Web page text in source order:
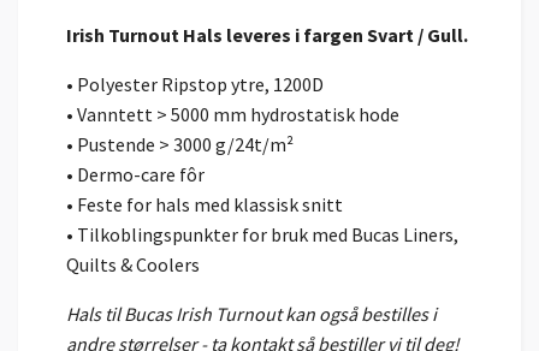
Irish Turnout Hals leveres i fargen Svart / Gull.
• Polyester Ripstop ytre, 1200D
• Vanntett > 5000 mm hydrostatisk hode
• Pustende > 3000 g/24t/m²
• Dermo-care fôr
• Feste for hals med klassisk snitt
• Tilkoblingspunkter for bruk med Bucas Liners,
Quilts & Coolers
Hals til Bucas Irish Turnout kan også bestilles i
andre størrelser - ta kontakt så bestiller vi til deg!